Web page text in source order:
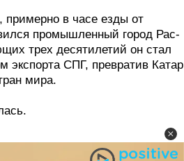
примерно в часе езды от
промышленный город Рас-
трех десятилетий он стал
экспорта СПГ, превратив Катар
мира.